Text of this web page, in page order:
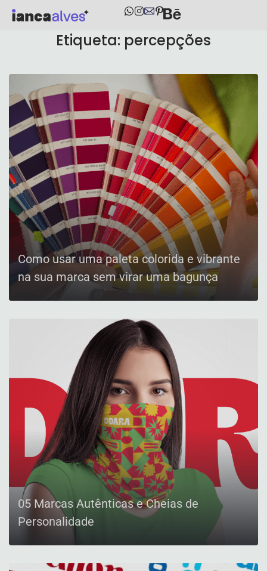
Etiqueta: percepções
Como usar uma paleta colorida e vibrante
na sua marca sem virar uma bagunça
05 Marcas Autênticas e Cheias de
Personalidade